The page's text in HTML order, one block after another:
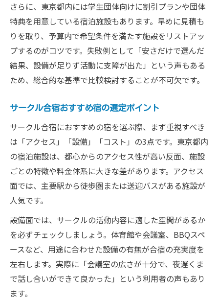
さらに、東京都内には学生団体向けに割引プランや団体
特典を用意している宿泊施設もあります。早めに見積も
りを取り、予算内で希望条件を満たす施設をリストアッ
プするのがコツです。失敗例として「安さだけで選んだ
結果、設備が足りず活動に支障が出た」という声もある
ため、総合的な基準で比較検討することが不可欠です。
サークル合宿おすすめ宿の選定ポイント
サークル合宿におすすめの宿を選ぶ際、まず重視すべき
は「アクセス」「設備」「コスト」の3点です。東京都内
の宿泊施設は、都心からのアクセス性が高い反面、施設
ごとの特徴や料金体系に大きな差があります。アクセス
面では、主要駅から徒歩圏または送迎バスがある施設が
人気です。
設備面では、サークルの活動内容に適した空間があるか
を必ずチェックしましょう。体育館や会議室、BBQスペ
ースなど、用途に合わせた設備の有無が合宿の充実度を
左右します。実際に「会議室の広さが十分で、夜遅くま
で話し合いができて良かった」という利用者の声もあり
ます。